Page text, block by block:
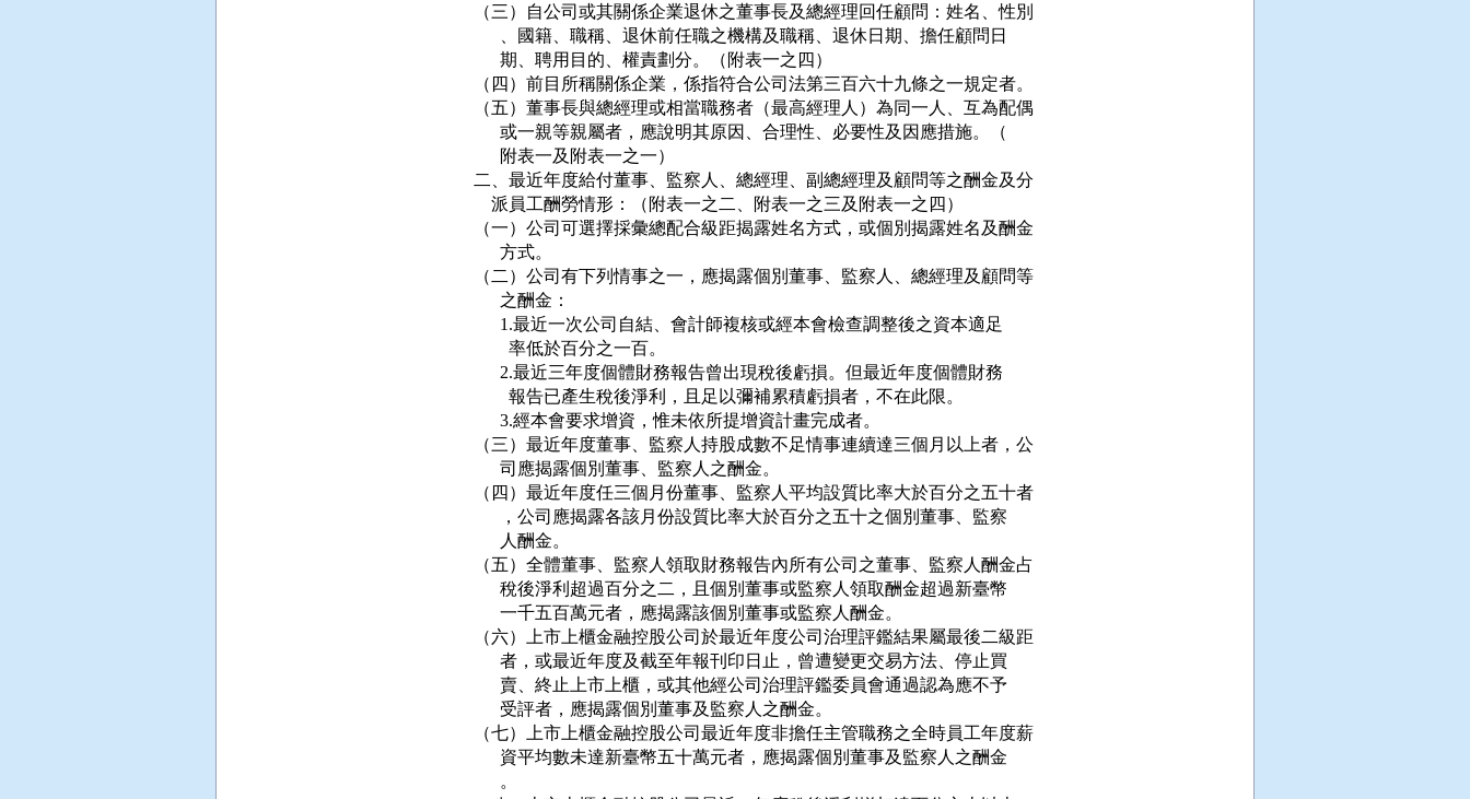
（三）自公司或其關係企業退休之董事長及總經理回任顧問：姓名、性別
      、國籍、職稱、退休前任職之機構及職稱、退休日期、擔任顧問日
      期、聘用目的、權責劃分。（附表一之四）
（四）前目所稱關係企業，係指符合公司法第三百六十九條之一規定者。
（五）董事長與總經理或相當職務者（最高經理人）為同一人、互為配偶
      或一親等親屬者，應說明其原因、合理性、必要性及因應措施。（
      附表一及附表一之一）
二、最近年度給付董事、監察人、總經理、副總經理及顧問等之酬金及分
    派員工酬勞情形：（附表一之二、附表一之三及附表一之四）
（一）公司可選擇採彙總配合級距揭露姓名方式，或個別揭露姓名及酬金
      方式。
（二）公司有下列情事之一，應揭露個別董事、監察人、總經理及顧問等
      之酬金：
      1.最近一次公司自結、會計師複核或經本會檢查調整後之資本適足
        率低於百分之一百。
      2.最近三年度個體財務報告曾出現稅後虧損。但最近年度個體財務
        報告已產生稅後淨利，且足以彌補累積虧損者，不在此限。
      3.經本會要求增資，惟未依所提增資計畫完成者。
（三）最近年度董事、監察人持股成數不足情事連續達三個月以上者，公
      司應揭露個別董事、監察人之酬金。
（四）最近年度任三個月份董事、監察人平均設質比率大於百分之五十者
      ，公司應揭露各該月份設質比率大於百分之五十之個別董事、監察
      人酬金。
（五）全體董事、監察人領取財務報告內所有公司之董事、監察人酬金占
      稅後淨利超過百分之二，且個別董事或監察人領取酬金超過新臺幣
      一千五百萬元者，應揭露該個別董事或監察人酬金。
（六）上市上櫃金融控股公司於最近年度公司治理評鑑結果屬最後二級距
      者，或最近年度及截至年報刊印日止，曾遭變更交易方法、停止買
      賣、終止上市上櫃，或其他經公司治理評鑑委員會通過認為應不予
      受評者，應揭露個別董事及監察人之酬金。
（七）上市上櫃金融控股公司最近年度非擔任主管職務之全時員工年度薪
      資平均數未達新臺幣五十萬元者，應揭露個別董事及監察人之酬金
      。